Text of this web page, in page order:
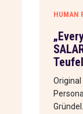
HUMAN